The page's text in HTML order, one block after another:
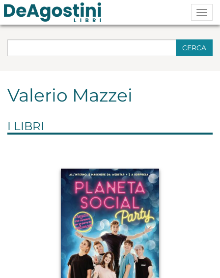
CERCA
Valerio Mazzei
I LIBRI